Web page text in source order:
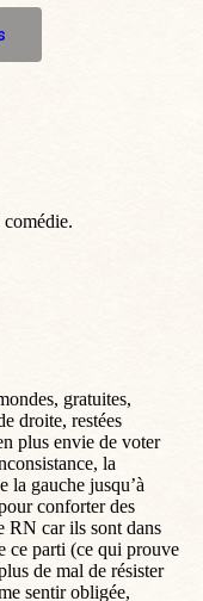
gratuites,
droite, restées
plus envie de voter
la
la gauche jusqu’à
conforter des
RN car ils sont dans
ce parti (ce qui prouve
de mal de résister
sentir obligée,